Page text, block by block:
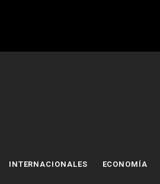
INTERNACIONALES ECONOMÍA